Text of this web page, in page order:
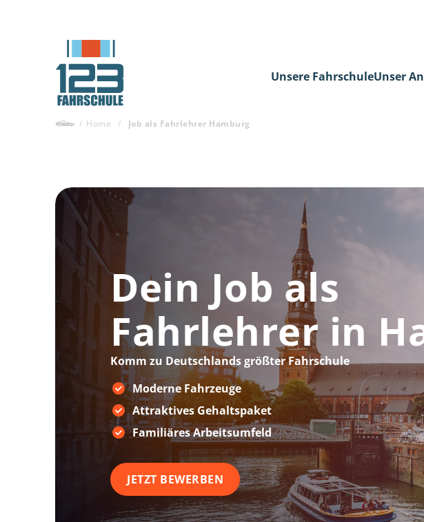
Unsere FahrschuleUnser
/ Home / Job als Fahrlehrer Hamburg
Dein Job als
Fahrlehrer in
Komm zu Deutschlands größter Fahrschule
Moderne Fahrzeuge
Attraktives Gehaltspaket
Familiäres Arbeitsumfeld
JETZT BEWERBEN